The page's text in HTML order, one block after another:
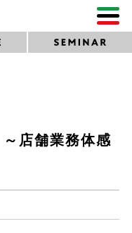
店舗業務体感